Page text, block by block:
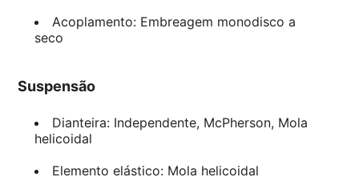
Acoplamento: Embreagem monodisco a
seco
Suspensão
Dianteira: Independente, McPherson, Mola
helicoidal
Elemento elástico: Mola helicoidal